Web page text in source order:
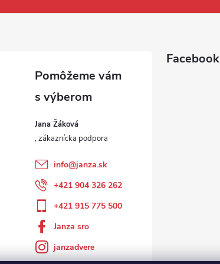
Jana Žáková
info@janza.sk
+421 904 326 262
+421 915 775 500
Janza sro
janzadvere
Facebook